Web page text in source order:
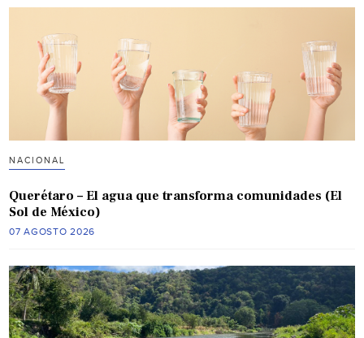
NACIONAL
Querétaro – El agua que transforma comunidades (El
Sol de México)
07 AGOSTO 2026